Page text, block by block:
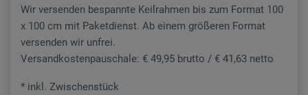
Wir versenden bespannte Keilrahmen bis zum Format 100
x 100 cm mit Paketdienst. Ab einem größeren Format
versenden wir unfrei.
Versandkostenpauschale: € 49,95 brutto / € 41,63 netto
* inkl. Zwischenstück